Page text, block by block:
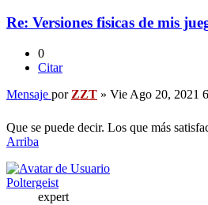
Re: Versiones fisicas de mis
0
Citar
Mensaje por ZZT » Vie Ago 20, 2021
Que se puede decir. Los que más
Arriba
Poltergeist
expert